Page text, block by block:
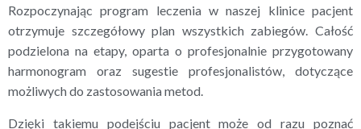
Rozpoczynając program leczenia w naszej klinice pacjent
otrzymuje szczegółowy plan wszystkich zabiegów. Całość
podzielona na etapy, oparta o profesjonalnie przygotowany
harmonogram oraz sugestie profesjonalistów, dotyczące
możliwych do zastosowania metod.
Dzięki takiemu podejściu pacjent może od razu poznać